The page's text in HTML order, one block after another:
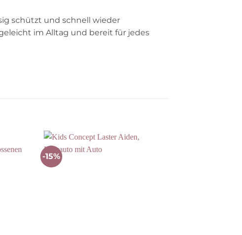
schützt und schnell wieder
im Alltag und bereit für jedes
-15%